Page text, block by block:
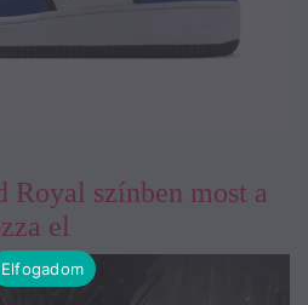
színben most a
el
Elfogadom